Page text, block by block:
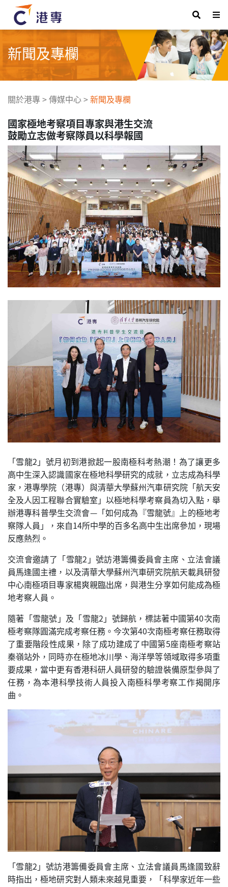
新聞及專欄
關於港專>傳媒中心>新聞及專欄
國家極地考察項目專家與港生交流
鼓勵立志做考察隊員以科學報國
「雪龍2」號月初到港掀起一股南極科考熱潮！為了讓更多
高中生深入認識國家在極地科學研究的成就，立志成為科學
家，港專學院（港專）與清華大學蘇州汽車研究院「航天安
全及人因工程聯合實驗室」以極地科學考察員為切入點，舉
辦港專科普學生交流會—「如何成為『雪龍號』上的極地考
察隊人員」，來自14所中學的百多名高中生出席參加，現場
反應熱烈。
交流會邀請了「雪龍2」號訪港籌備委員會主席、立法會議
員馬逢國主禮，以及清華大學蘇州汽車研究院航天載具研發
中心南極項目專家楊爽親臨出席，與港生分享如何能成為極
地考察人員。
隨著「雪龍號」及「雪龍2」號歸航，標誌著中國第40次南
極考察隊圓滿完成考察任務。今次第40次南極考察任務取得
了重要階段性成果，除了成功建成了中國第5座南極考察站
秦嶺站外，同時亦在極地冰川學、海洋學等領域取得多項重
要成果，當中更有香港科研人員研發的驗證裝備原型參與了
任務，為本港科學技術人員投入南極科學考察工作揭開序
曲。
「雪龍2」號訪港籌備委員會主席、立法會議員馬逢國致辭
時指出，極地研究對人類未來越見重要，「科學家近年一些